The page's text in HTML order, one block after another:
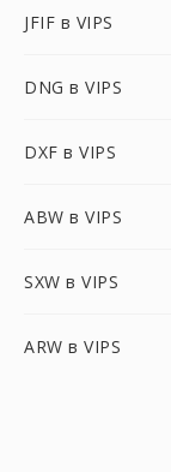
JFIF в VIPS
DNG в VIPS
DXF в VIPS
ABW в VIPS
SXW в VIPS
ARW в VIPS